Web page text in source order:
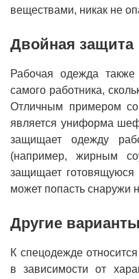
веществами, никак не
Двойная защита
Рабочая одежда
самого работника,
Отличным примером
является униформа
защищает одежду
(например, жирным
защищает готовящуюся
может попасть снаружи
Другие
К спецодежде
в зависимости от